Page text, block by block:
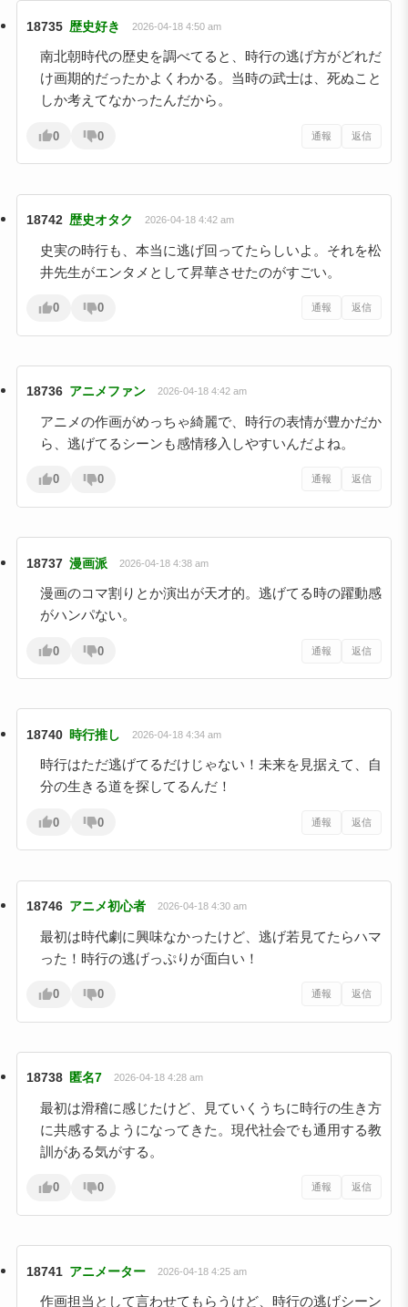
18735 歴史好き 2026-04-18 4:50 am
南北朝時代の歴史を調べてると、時行の逃げ方がどれだ
け画期的だったかよくわかる。当時の武士は、死ぬこと
しか考えてなかったんだから。
0 0 通報 返信
18742 歴史オタク 2026-04-18 4:42 am
史実の時行も、本当に逃げ回ってたらしいよ。それを松
井先生がエンタメとして昇華させたのがすごい。
0 0 通報 返信
18736 アニメファン 2026-04-18 4:42 am
アニメの作画がめっちゃ綺麗で、時行の表情が豊かだか
ら、逃げてるシーンも感情移入しやすいんだよね。
0 0 通報 返信
18737 漫画派 2026-04-18 4:38 am
漫画のコマ割りとか演出が天才的。逃げてる時の躍動感
がハンパない。
0 0 通報 返信
18740 時行推し 2026-04-18 4:34 am
時行はただ逃げてるだけじゃない！未来を見据えて、自
分の生きる道を探してるんだ！
0 0 通報 返信
18746 アニメ初心者 2026-04-18 4:30 am
最初は時代劇に興味なかったけど、逃げ若見てたらハマ
った！時行の逃げっぷりが面白い！
0 0 通報 返信
18738 匿名7 2026-04-18 4:28 am
最初は滑稽に感じたけど、見ていくうちに時行の生き方
に共感するようになってきた。現代社会でも通用する教
訓がある気がする。
0 0 通報 返信
18741 アニメーター 2026-04-18 4:25 am
作画担当として言わせてもらうけど、時行の逃げシーン